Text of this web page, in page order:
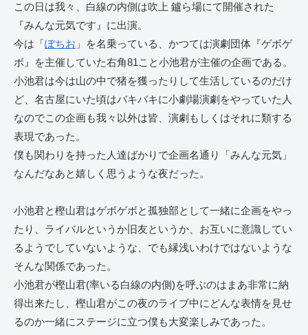
この日は我々、白線の内側は吹上 鑪ら場にて開催された
『みんな元気です』に出演。
今は「ぽちお 」を名乗っている、かつては演劇団体『ゲボゲ
ボ』を主催していた右角81こと小池君が主催の企画である。
小池君は今は山の中で猪を獲ったりして生活しているのだけ
ど、名古屋にいた頃はバキバキに小劇場演劇をやっていた人
なのでこの企画も我々以外は皆、演劇もしくはそれに類する
表現であった。
僕も関わりを持った人達ばかりで企画名通り「みんな元気」
なんだなあと嬉しく思うような夜だった。
小池君と樫山君はゲボゲボと孤独部として一緒に企画をやっ
たり、ライバルというか旧友というか、お互いに意識してい
るようでしていないような、でも縁浅いわけではないような
そんな関係であった。
小池君が樫山君(率いる白線の内側)を呼ぶのはまあ非常に納
得出来たし、樫山君がこの夜のライブ中にどんな表情を見せ
るのか一緒にステージに立つ僕も大変楽しみであった。